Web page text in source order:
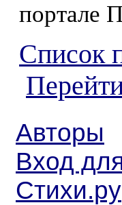
портале
Список
Авторы
Вход
Стихи.ру